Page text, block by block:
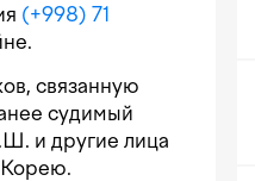
(+998) 71
связанную
судимый
и другие лица
Корею.